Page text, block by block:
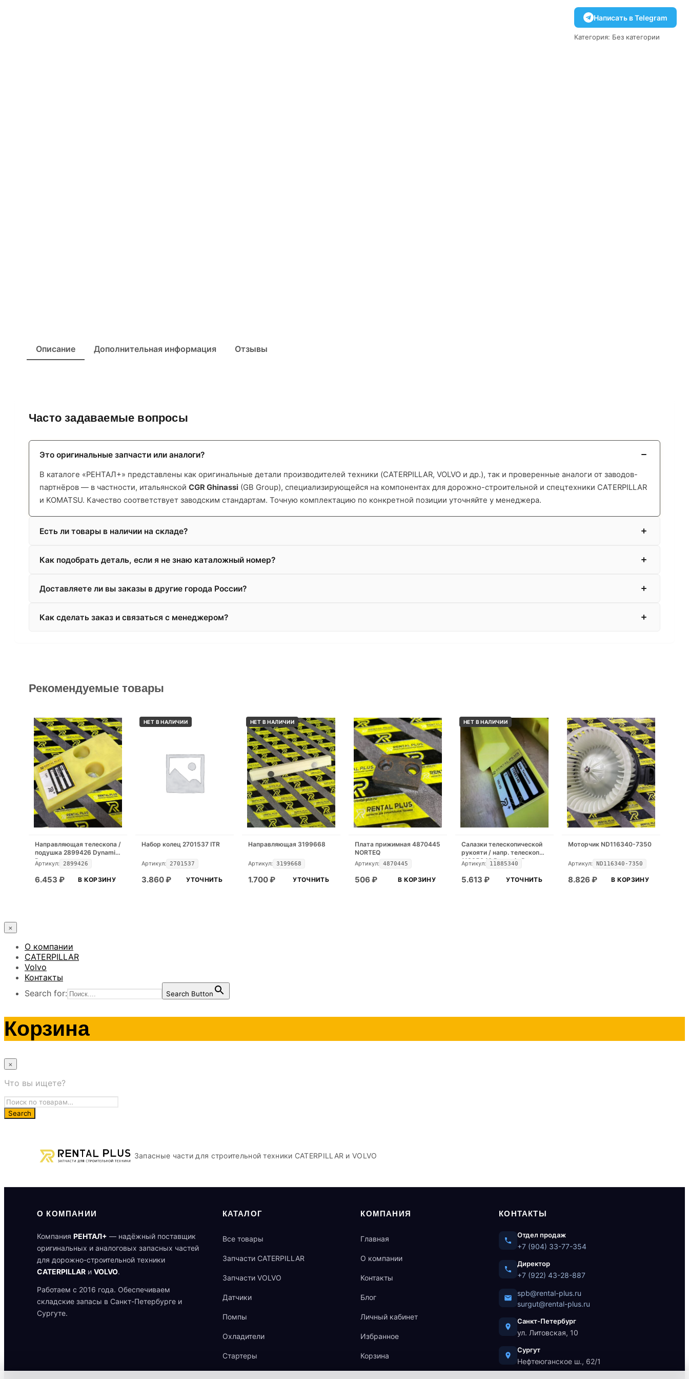
Написать в Telegram
Категория: Без категории
Описание Дополнительная информация Отзывы
Часто задаваемые вопросы
Это оригинальные запчасти или аналоги?
В каталоге «РЕНТАЛ+» представлены как оригинальные детали производителей техники (CATERPILLAR, VOLVO и др.), так и проверенные аналоги от заводов-
партнёров — в частности, итальянской CGR Ghinassi (GB Group), специализирующейся на компонентах для дорожно-строительной и спецтехники CATERPILLAR
и KOMATSU. Качество соответствует заводским стандартам. Точную комплектацию по конкретной позиции уточняйте у менеджера.
Есть ли товары в наличии на складе?
Как подобрать деталь, если я не знаю каталожный номер?
Доставляете ли вы заказы в другие города России?
Как сделать заказ и связаться с менеджером?
Рекомендуемые товары
Направляющая телескопа /
подушка 2899426 Dynamic
Part
Артикул: 2899426
6.453 ₽ В КОРЗИНУ
НЕТ В НАЛИЧИИ
Набор колец 2701537 ITR
Артикул: 2701537
3.860₽ УТОЧНИТЬ
НЕТ В НАЛИЧИИ
Направляющая 3199668
Артикул: 3199668
1.700₽ УТОЧНИТЬ
Плата прижимная 4870445
NORTEQ
Артикул: 4870445
506 ₽ В КОРЗИНУ
НЕТ В НАЛИЧИИ
Салазки телескопической
рукояти / напр. телескопа
11885340 Dynamic Part
Артикул: 11885340
5.613 ₽ УТОЧНИТЬ
Моторчик ND116340-7350
Артикул: ND116340-7350
8.826 ₽ В КОРЗИНУ
×
О компании
CATERPILLAR
Volvo
Контакты
Search for:
Search Button
Корзина
×
Что вы ищете?
Запасные части для строительной техники CATERPILLAR и VOLVO
О КОМПАНИИ
Компания РЕНТАЛ+ — надёжный поставщик
оригинальных и аналоговых запасных частей
для дорожно-строительной техники
CATERPILLAR и VOLVO.
Работаем с 2016 года. Обеспечиваем
складские запасы в Санкт-Петербурге и
Сургуте.
КАТАЛОГ
Все товары
Запчасти CATERPILLAR
Запчасти VOLVO
Датчики
Помпы
Охладители
Стартеры
КОМПАНИЯ
Главная
О компании
Контакты
Блог
Личный кабинет
Избранное
Корзина
КОНТАКТЫ
Отдел продаж
+7 (904) 33-77-354
Директор
+7 (922) 43-28-887
spb@rental-plus.ru
surgut@rental-plus.ru
Санкт-Петербург
ул. Литовская, 10
Сургут
Нефтеюганское ш., 62/1